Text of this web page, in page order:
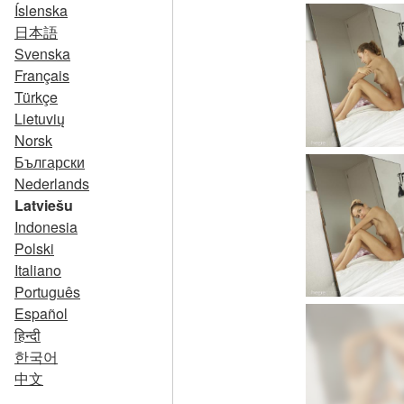
Íslenska
日本語
Svenska
Français
Türkçe
Lietuvių
Norsk
Български
Nederlands
Latviešu
Indonesia
Polski
Italiano
Português
Español
हिन्दी
한국어
中文